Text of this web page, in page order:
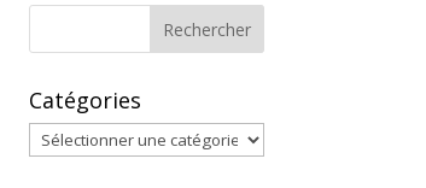
Catégories
Catégories